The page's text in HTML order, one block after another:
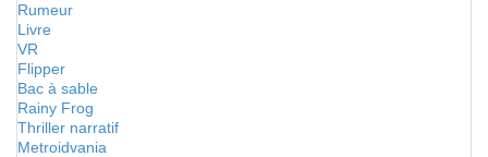
Rumeur
Livre
VR
Flipper
Bac à sable
Rainy Frog
Thriller narratif
Metroidvania